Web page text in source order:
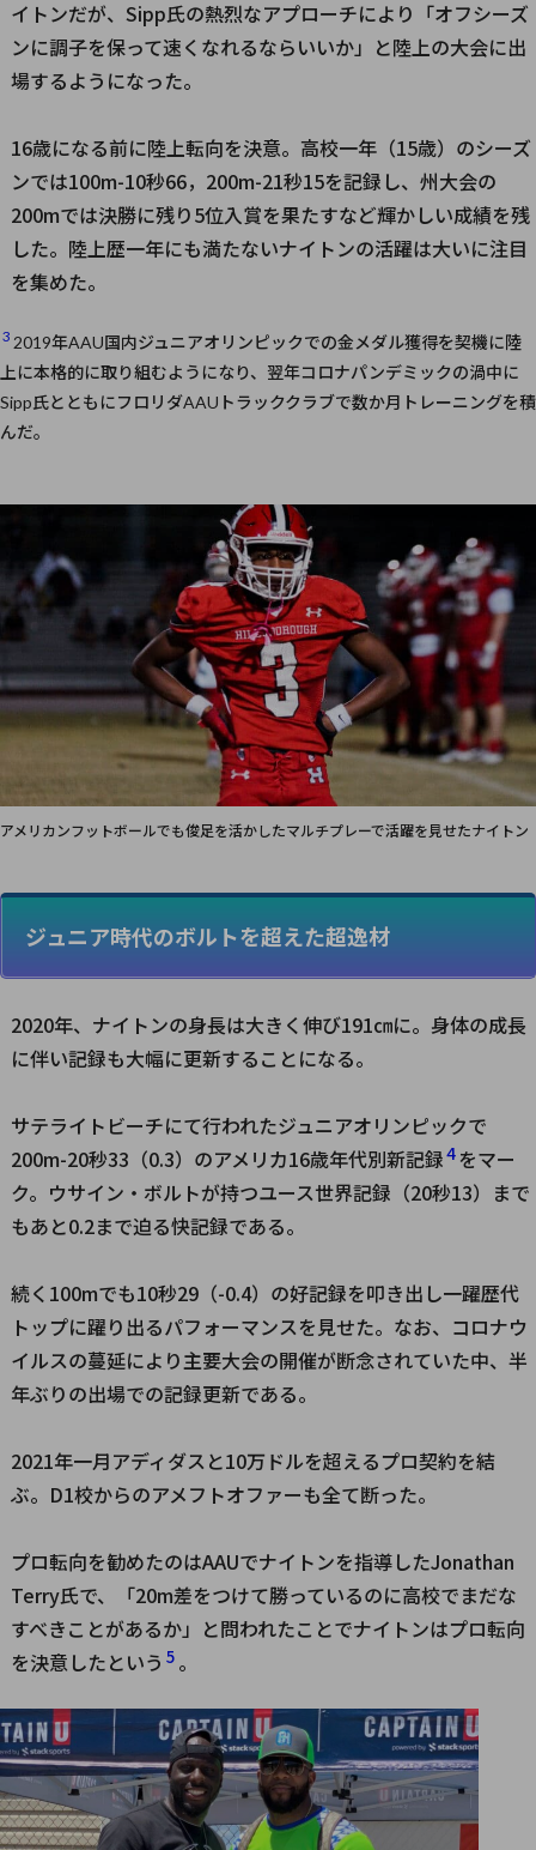
イトンだが、Sipp氏の熱烈なアプローチにより「オフシーズ
ンに調子を保って速くなれるならいいか」と陸上の大会に出
場するようになった。
16歳になる前に陸上転向を決意。高校一年（15歳）のシーズ
ンでは100m-10秒66，200m-21秒15を記録し、州大会の
200mでは決勝に残り5位入賞を果たすなど輝かしい成績を残
した。陸上歴一年にも満たないナイトンの活躍は大いに注目
を集めた。
3 2019年AAU国内ジュニアオリンピックでの金メダル獲得を契機に陸
上に本格的に取り組むようになり、翌年コロナパンデミックの渦中に
Sipp氏とともにフロリダAAUトラッククラブで数か月トレーニングを積
んだ。
アメリカンフットボールでも俊足を活かしたマルチプレーで活躍を見せたナイトン
ジュニア時代のボルトを超えた超逸材
2020年、ナイトンの身長は大きく伸び191㎝に。身体の成長
に伴い記録も大幅に更新することになる。
サテライトビーチにて行われたジュニアオリンピックで
200m-20秒33（0.3）のアメリカ16歳年代別新記録4 をマー
ク。ウサイン・ボルトが持つユース世界記録（20秒13）まで
もあと0.2まで迫る快記録である。
続く100mでも10秒29（-0.4）の好記録を叩き出し一躍歴代
トップに躍り出るパフォーマンスを見せた。なお、コロナウ
イルスの蔓延により主要大会の開催が断念されていた中、半
年ぶりの出場での記録更新である。
2021年一月アディダスと10万ドルを超えるプロ契約を結
ぶ。D1校からのアメフトオファーも全て断った。
プロ転向を勧めたのはAAUでナイトンを指導したJonathan
Terry氏で、「20m差をつけて勝っているのに高校でまだな
すべきことがあるか」と問われたことでナイトンはプロ転向
を決意したという 5 。